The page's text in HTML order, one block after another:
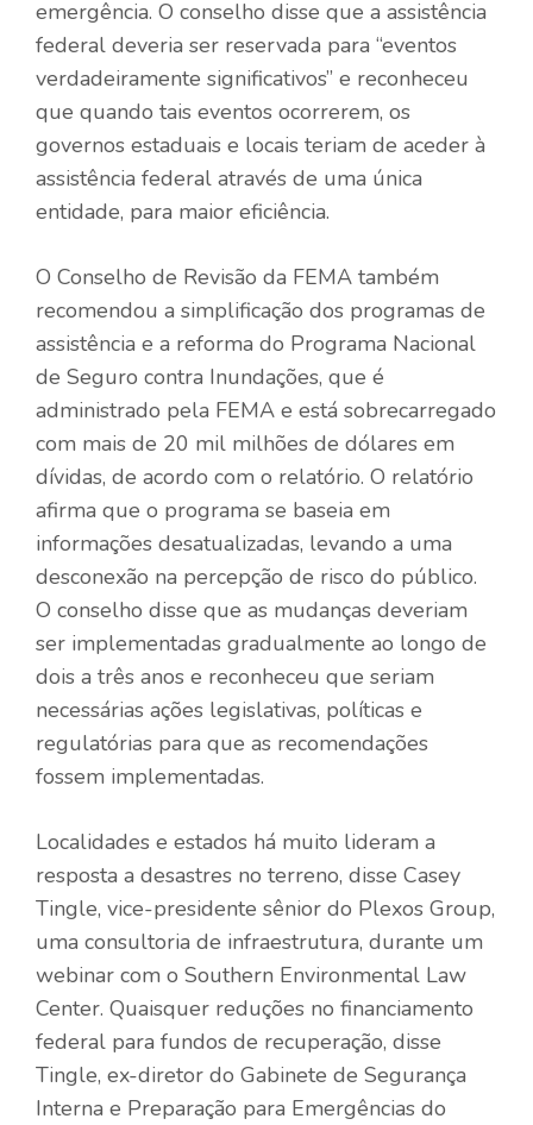
emergência. O conselho disse que a assistência
federal deveria ser reservada para “eventos
verdadeiramente significativos” e reconheceu
que quando tais eventos ocorrerem, os
governos estaduais e locais teriam de aceder à
assistência federal através de uma única
entidade, para maior eficiência.
O Conselho de Revisão da FEMA também
recomendou a simplificação dos programas de
assistência e a reforma do Programa Nacional
de Seguro contra Inundações, que é
administrado pela FEMA e está sobrecarregado
com mais de 20 mil milhões de dólares em
dívidas, de acordo com o relatório. O relatório
afirma que o programa se baseia em
informações desatualizadas, levando a uma
desconexão na percepção de risco do público.
O conselho disse que as mudanças deveriam
ser implementadas gradualmente ao longo de
dois a três anos e reconheceu que seriam
necessárias ações legislativas, políticas e
regulatórias para que as recomendações
fossem implementadas.
Localidades e estados há muito lideram a
resposta a desastres no terreno, disse Casey
Tingle, vice-presidente sênior do Plexos Group,
uma consultoria de infraestrutura, durante um
webinar com o Southern Environmental Law
Center. Quaisquer reduções no financiamento
federal para fundos de recuperação, disse
Tingle, ex-diretor do Gabinete de Segurança
Interna e Preparação para Emergências do